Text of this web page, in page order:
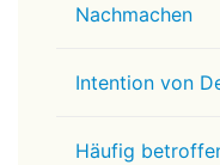
Nachmachen
Intention von
Häufig